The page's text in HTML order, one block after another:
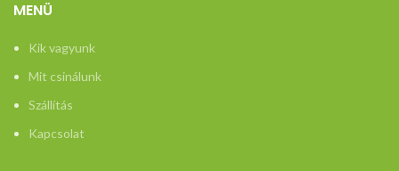
MENÜ
Kik vagyunk
Mit csinálunk
Szállítás
Kapcsolat